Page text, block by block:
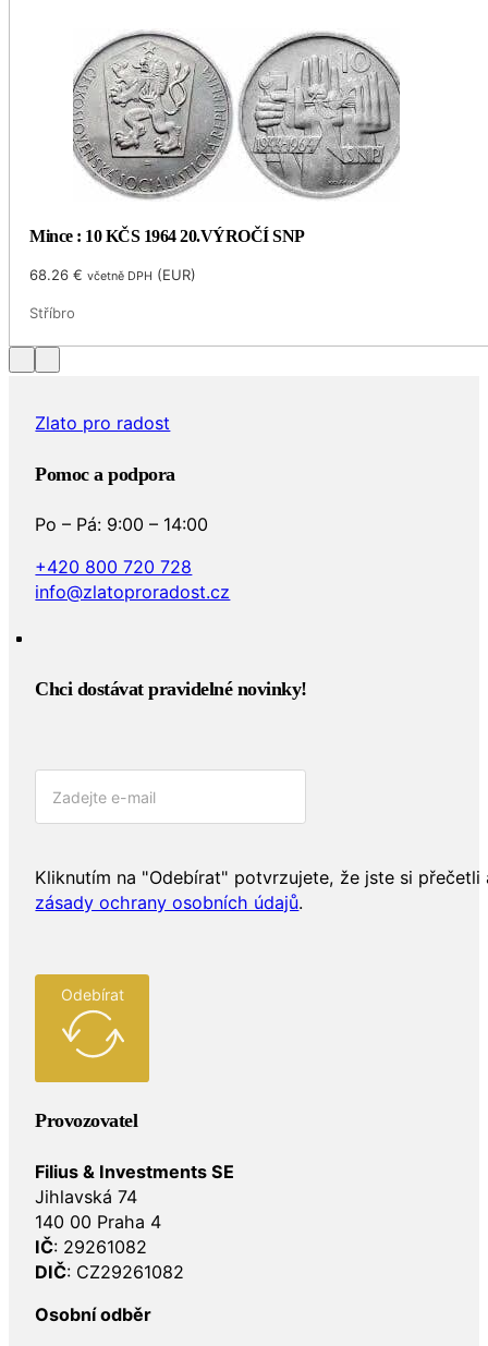
Mince : 10 KČS 1964 20.VÝROČÍ SNP
68.26€ včetně DPH (EUR)
Stříbro
Zlato pro radost
Pomoc a podpora
Po – Pá: 9:00 – 14:00
+420 800 720 728
info@zlatoproradost.cz
Chci dostávat pravidelné novinky!​
Kliknutím na "Odebírat" potvrzujete, že jste si přečetli
zásady ochrany osobních údajů.
Odebírat
Provozovatel
Filius & Investments SE
Jihlavská 74
140 00 Praha 4
IČ: 29261082
DIČ: CZ29261082
Osobní odběr